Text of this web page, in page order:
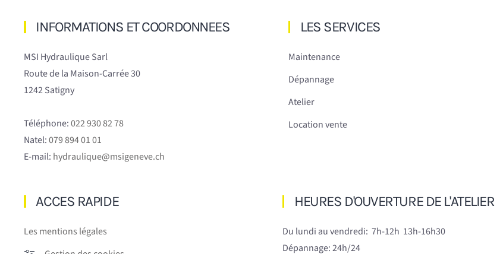
INFORMATIONS ET COORDONNEES
MSI Hydraulique Sarl
Route de la Maison-Carrée 30
1242 Satigny
Téléphone:022 930 82 78
Natel:079 894 01 01
E-mail: hydraulique@msigeneve.ch
LES SERVICES
Maintenance
Dépannage
Atelier
Location vente
ACCES RAPIDE
Les mentions légales
HEURES D'OUVERTURE DE L'ATELIER
Du lundi au vendredi: 7h-12h 13h-16h30
Dépannage: 24h/24